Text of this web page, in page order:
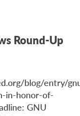
Round-Up
blog/entry/
in-honor-of-
GNU